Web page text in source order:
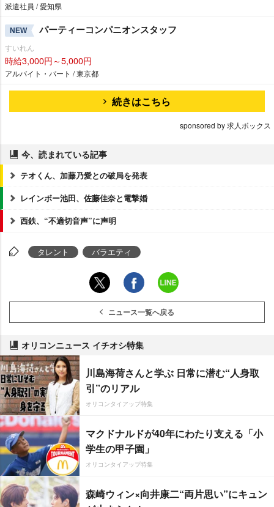
派遣社員 / 愛知県
NEW パーティーコンパニオンスタッフ
すいれん
時給3,000円～5,000円
アルバイト・パート / 東京都
続きはこちら
sponsored by 求人ボックス
今、読まれている記事
テオくん、加藤乃愛との破局を発表
レインボー池田、佐藤佳奈と電撃婚
西鉄、“不適切音声”に声明
タレント バラエティ
ニュース一覧へ戻る
オリコンニュース イチオシ特集
川島海荷さんと学ぶ 日常に潜む“人身取
引”のリアル
オリコンタイアップ特集
マクドナルドが40年にわたり支える「小
学生の甲子園」
オリコンタイアップ特集
森崎ウィン×向井康二“両片思い”にキュン